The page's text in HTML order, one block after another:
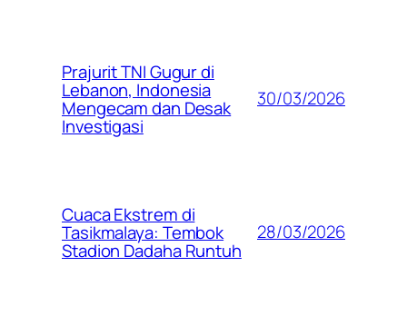
Prajurit TNI Gugur di
Lebanon, Indonesia
Mengecam dan Desak
Investigasi
30/03/2026
Cuaca Ekstrem di
Tasikmalaya: Tembok
Stadion Dadaha Runtuh
28/03/2026